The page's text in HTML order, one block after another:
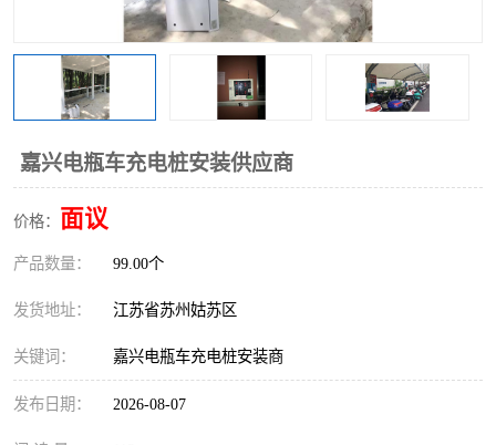
嘉兴电瓶车充电桩安装供应商
价格： 面议
产品数量： 99.00个
发货地址： 江苏省苏州姑苏区
关键词： 嘉兴电瓶车充电桩安装商
发布日期： 2026-08-07